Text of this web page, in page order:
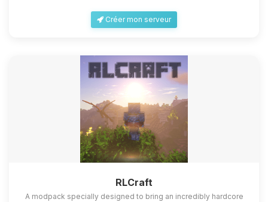
Créer mon serveur
RLCraft
A modpack specially designed to bring an incredibly hardcore
Youpi, enfin quelqu’un pour me
parler ! Moi c’est Choupy, ton petit
tu as besoin et je vais remuer mes
petits circuits pour t’aider.